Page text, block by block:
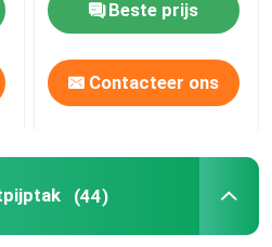
manchetdruk
Beste prijs
Contacteer ons
(44)